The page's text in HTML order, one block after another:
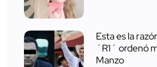
Esta es la
´R1´ ordenó
Manzo